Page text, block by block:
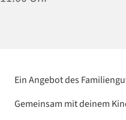
Ein Angebot des
Gemeinsam mit deinem